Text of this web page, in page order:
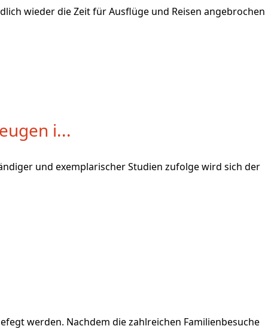
wieder die Zeit für Ausflüge und Reisen angebrochen
i...
und exemplarischer Studien zufolge wird sich der
werden. Nachdem die zahlreichen Familienbesuche